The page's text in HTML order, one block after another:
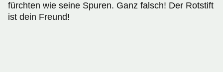
fürchten wie seine Spuren. Ganz falsch! Der Rotstift
ist dein Freund!